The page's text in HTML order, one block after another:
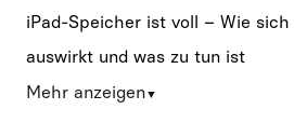
iPad-Speicher ist voll – Wie sich
auswirkt und was zu tun ist
Mehr anzeigen▼